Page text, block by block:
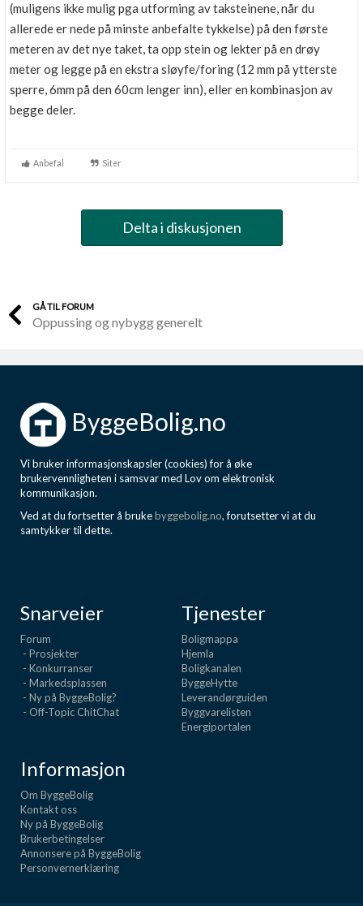
(muligens ikke mulig pga utforming av taksteinene, når du
allerede er nede på minste anbefalte tykkelse) på den første
meteren av det nye taket, ta opp stein og lekter på en drøy
meter og legge på en ekstra sløyfe/foring (12 mm på ytterste
sperre, 6mm på den 60cm lenger inn), eller en kombinasjon av
begge deler.
Anbefal Siter
Delta i diskusjonen
GÅ TIL FORUM
Oppussing og nybygg generelt
ByggeBolig.no
Vi bruker informasjonskapsler (cookies) for å øke
brukervennligheten i samsvar med Lov om elektronisk
kommunikasjon.
Ved at du fortsetter å brukebyggebolig.no, forutsetter vi at du
samtykker til dette.
Snarveier
Forum
- Prosjekter
- Konkurranser
- Markedsplassen
- Ny på ByggeBolig?
- Off-Topic ChitChat
Tjenester
Boligmappa
Hjemla
Boligkanalen
ByggeHytte
Leverandørguiden
Byggvarelisten
Energiportalen
Informasjon
Om ByggeBolig
Kontakt oss
Ny på ByggeBolig
Brukerbetingelser
Annonsere på ByggeBolig
Personvernerklæring